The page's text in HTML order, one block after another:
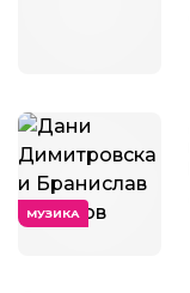
МУЗИКА